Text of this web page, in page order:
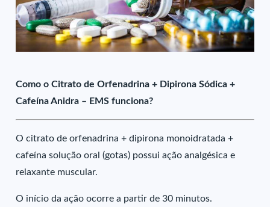
Como o Citrato de Orfenadrina + Dipirona Sódica +
Cafeína Anidra – EMS funciona?
O citrato de orfenadrina + dipirona monoidratada +
cafeína solução oral (gotas) possui ação analgésica e
relaxante muscular.
O início da ação ocorre a partir de 30 minutos.